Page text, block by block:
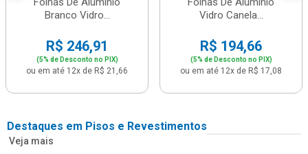
Branco Vidro...
R$ 246,91
(5% de Desconto no PIX)
ou em até 12x de R$ 21,66
Vidro Canela...
R$ 194,66
(5% de Desconto no PIX)
ou em até 12x de R$ 17,08
Destaques em Pisos e Revestimentos
Veja mais